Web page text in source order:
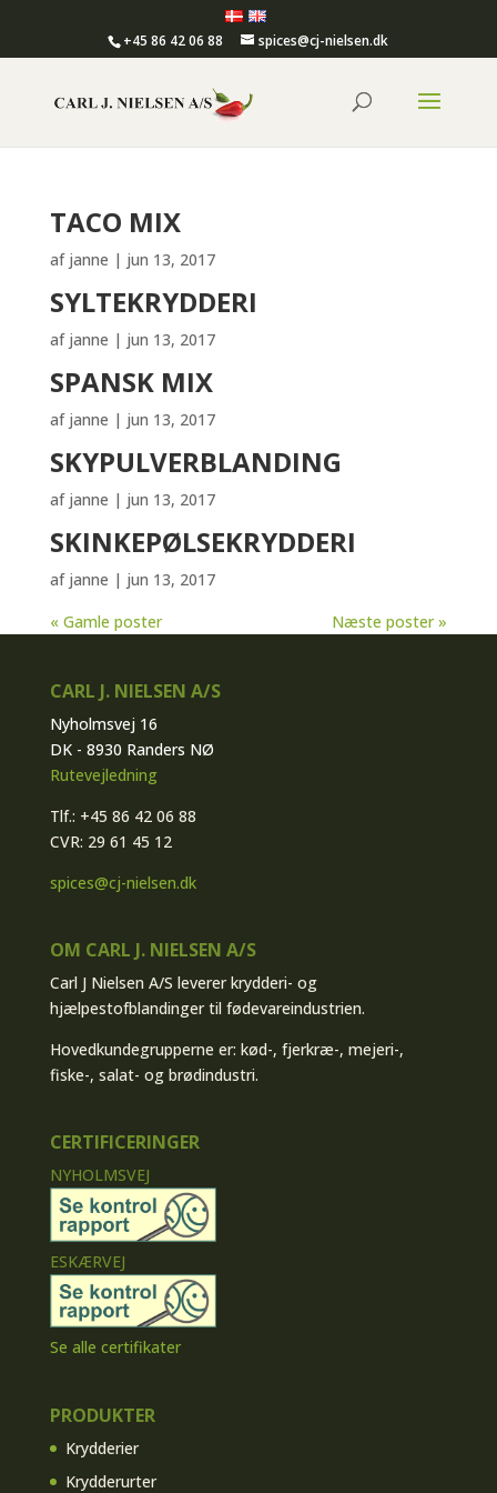
+45 86 42 06 88 spices@cj-nielsen.dk
TACO MIX
af janne | jun 13, 2017
SYLTEKRYDDERI
af janne | jun 13, 2017
SPANSK MIX
af janne | jun 13, 2017
SKYPULVERBLANDING
af janne | jun 13, 2017
SKINKEPØLSEKRYDDERI
af janne | jun 13, 2017
« Gamle poster
Næste poster »
CARL J. NIELSEN A/S
Nyholmsvej 16
DK - 8930 Randers NØ
Rutevejledning
Tlf.: +45 86 42 06 88
CVR: 29 61 45 12
spices@cj-nielsen.dk
OM CARL J. NIELSEN A/S
Carl J Nielsen A/S leverer krydderi- og
hjælpestofblandinger til fødevareindustrien.
Hovedkundegrupperne er: kød-, fjerkræ-, mejeri-,
fiske-, salat- og brødindustri.
CERTIFICERINGER
NYHOLMSVEJ
ESKÆRVEJ
Se alle certifikater
PRODUKTER
Krydderier
Krydderurter